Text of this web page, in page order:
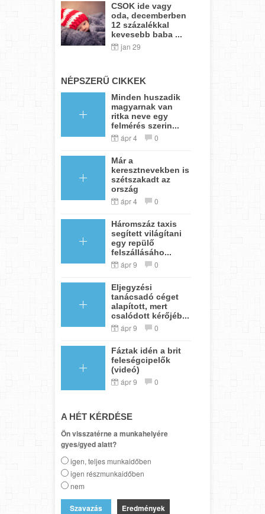
CSOK ide vagy
oda, decemberben
12 százalékkal
kevesebb baba ...
jan 29
NÉPSZERŰ CIKKEK
Minden huszadik
magyarnak van
ritka neve egy
felmérés szerin...
ápr 4 0
Már a
keresztnevekben is
szétszakadt az
ország
ápr 4 0
Háromszáz taxis
segített világítani
egy repülő
felszállásáho...
ápr 9 0
Eljegyzési
tanácsadó céget
alapított, mert
csalódott kérőjéb...
ápr 9 0
Fáztak idén a brit
feleségcipelők
(videó)
ápr 9 0
A HÉT KÉRDÉSE
Ön visszatérne a munkahelyére
gyes/gyed alatt?
igen, teljes munkaidőben
igen részmunkaidőben
nem
Eredmények